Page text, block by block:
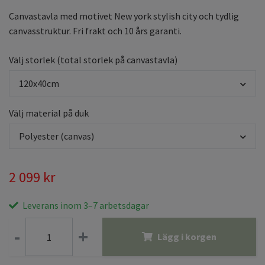
Canvastavla med motivet New york stylish city och tydlig
canvasstruktur. Fri frakt och 10 års garanti.
Välj storlek (total storlek på canvastavla)
120x40cm
Välj material på duk
Polyester (canvas)
2 099 kr
Leverans inom 3–7 arbetsdagar
- + Lägg i korgen